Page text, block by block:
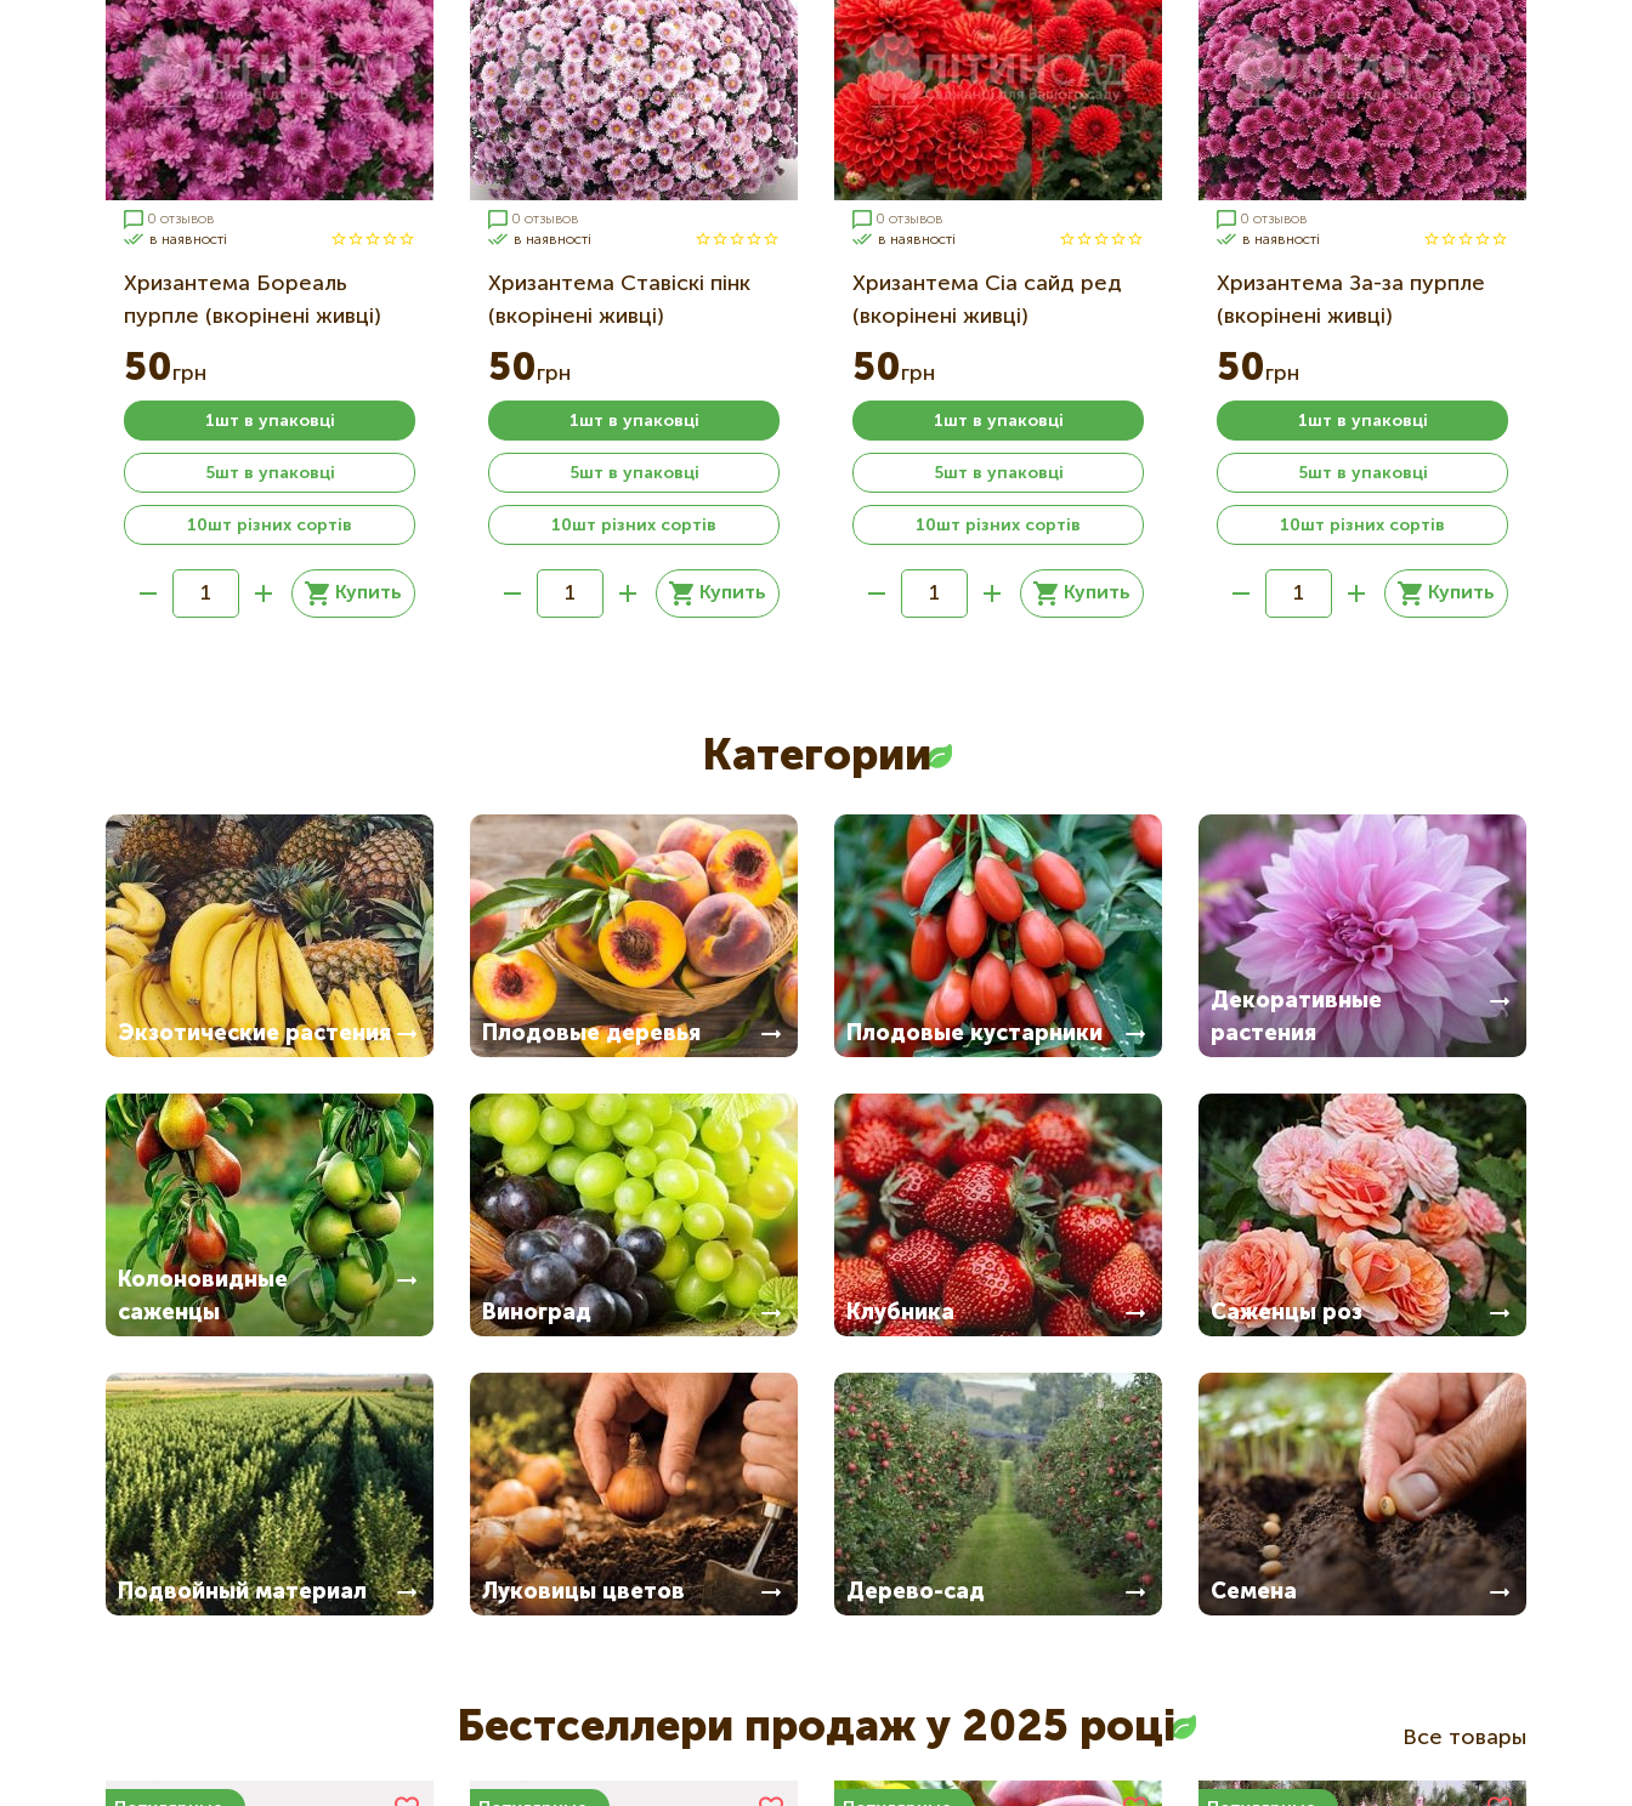
0 отзывов
в наявності
Хризантема Бореаль
пурпле (вкорінені живці)
50грн
Купить
1шт в упаковці
5шт в упаковці
10шт різних сортів
0 отзывов
в наявності
Хризантема Ставіскі пінк
(вкорінені живці)
50грн
Купить
1шт в упаковці
5шт в упаковці
10шт різних сортів
0 отзывов
в наявності
Хризантема Сіа сайд ред
(вкорінені живці)
50грн
Купить
1шт в упаковці
5шт в упаковці
10шт різних сортів
0 отзывов
в наявності
Хризантема За-за пурпле
(вкорінені живці)
50грн
Купить
1шт в упаковці
5шт в упаковці
10шт різних сортів
Категории
Экзотические растения Плодовые деревья Плодовые кустарники
Декоративные
растения
Колоновидные
саженцы
Виноград Клубника Саженцы роз
Подвойный материал Луковицы цветов Дерево-сад Семена
Бестселлери продаж у 2025 році Все товары